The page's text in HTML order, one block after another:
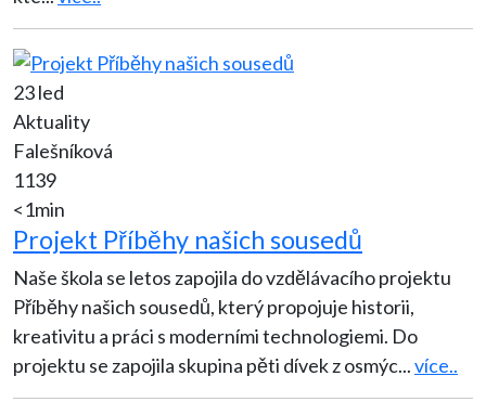
23 led
Aktuality
Falešníková
1139
<1min
Projekt Příběhy našich sousedů
Naše škola se letos zapojila do vzdělávacího projektu
Příběhy našich sousedů, který propojuje historii,
kreativitu a práci s moderními technologiemi. Do
projektu se zapojila skupina pěti dívek z osmýc...více..